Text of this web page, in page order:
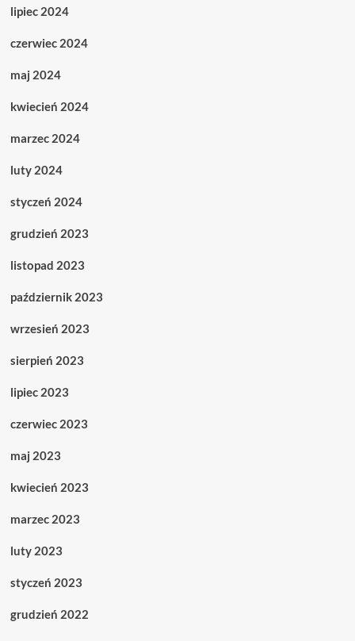
lipiec 2024
czerwiec 2024
maj 2024
kwiecień 2024
marzec 2024
luty 2024
styczeń 2024
grudzień 2023
listopad 2023
październik 2023
wrzesień 2023
sierpień 2023
lipiec 2023
czerwiec 2023
maj 2023
kwiecień 2023
marzec 2023
luty 2023
styczeń 2023
grudzień 2022